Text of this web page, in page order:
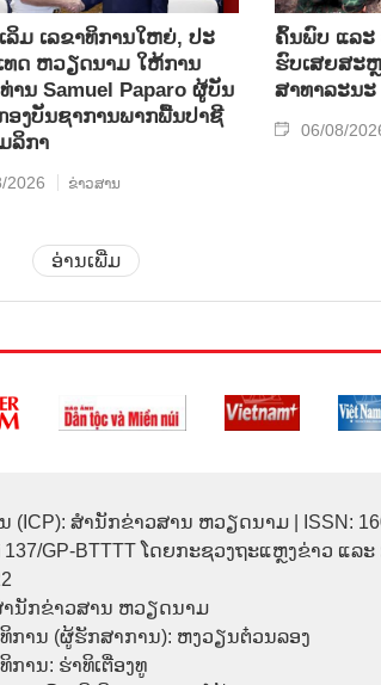
ລິມ ເລ​ຂາ​ທິ​ການ​ໃຫຍ່, ປະ​
ທດ ​ຫວຽດ​ນາມ ໃຫ້​ການ​
ານ Samuel Paparo ຜູ້​ບັນ​
ອງ​ບັນ​ຊາ​ການພາກ​ພື້ນ​ປາ​ຊີ​
ລິ​ກາ
2026 ຂ່າວສານ
ຄົ້ນ​ພົບ ແລະ
ຮົບ​ເສຍ​ສະ
ສາ​ທາ​ລະ​ນະ
06/08/
ອ່ານເພີ່ມ
ສຳນັກຂ່າວສານ ຫວຽດນາມ | ISSN:
GP-BTTTT ໂດຍກະຊວງຖະແຫຼງຂ່າວ ແລ
ນັກຂ່າວສານ ຫວຽດນາມ
ການ (ຜູ້ຮັກສາການ): ຫງວຽນຕ໋ວນລອງ
ານ: ຮ່າທິເຕື່ອງທູ